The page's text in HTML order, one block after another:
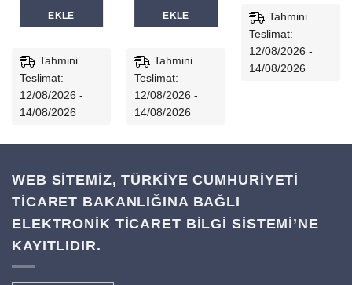
EKLE
Tahmini
Teslimat:
12/08/2026 -
14/08/2026
EKLE
Tahmini
Teslimat:
12/08/2026 -
14/08/2026
Tahmini
Teslimat:
12/08/2026 -
14/08/2026
WEB SİTEMİZ, TÜRKİYE CUMHURİYETİ
TİCARET BAKANLIĞINA BAĞLI
ELEKTRONİK TİCARET BİLGİ SİSTEMİ’NE
KAYITLIDIR.